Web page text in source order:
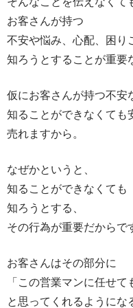
お客さんが持つ
不安や悩み、心配、困り
知ろうとすることが重要
仮にお客さんが持つ不安
知ることができなくても
売れますから。
なぜかというと、
知ることができなくても
知ろうとする、
その行為が重要だからで
お客さんはその部分に
「この営業マンに任せて
と思ってくれるようにな